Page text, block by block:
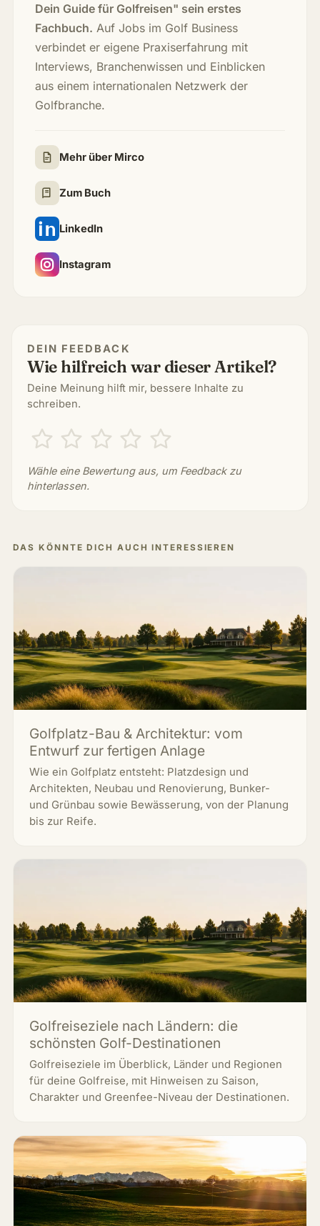
Dein Guide für Golfreisen" sein erstes
Fachbuch. Auf Jobs im Golf Business
verbindet er eigene Praxiserfahrung mit
Interviews, Branchenwissen und Einblicken
aus einem internationalen Netzwerk der
Golfbranche.
Mehr über Mirco
Zum Buch
LinkedIn
Instagram
DEIN FEEDBACK
Wie hilfreich war dieser Artikel?
Deine Meinung hilft mir, bessere Inhalte zu
schreiben.
Wähle eine Bewertung aus, um Feedback zu
hinterlassen.
DAS KÖNNTE DICH AUCH INTERESSIEREN
Golfplatz-Bau & Architektur: vom
Entwurf zur fertigen Anlage
Wie ein Golfplatz entsteht: Platzdesign und
Architekten, Neubau und Renovierung, Bunker-
und Grünbau sowie Bewässerung, von der Planung
bis zur Reife.
Golfreiseziele nach Ländern: die
schönsten Golf-Destinationen
Golfreiseziele im Überblick, Länder und Regionen
für deine Golfreise, mit Hinweisen zu Saison,
Charakter und Greenfee-Niveau der Destinationen.